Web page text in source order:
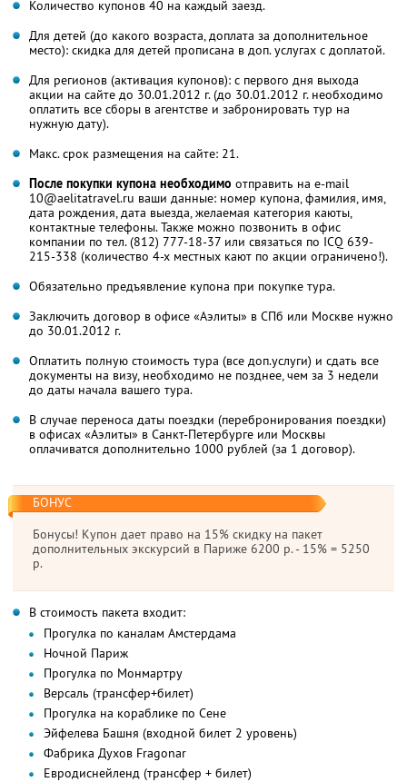
Количество купонов 40 на каждый заезд.
Для детей (до какого возраста, доплата за дополнительное
место): скидка для детей прописана в доп. услугах с доплатой.
Для регионов (активация купонов): с первого дня выхода
акции на сайте до 30.01.2012 г. (до 30.01.2012 г. необходимо
оплатить все сборы в агентстве и забронировать тур на
нужную дату).
Макс. срок размещения на сайте: 21.
После покупки купона необходимо отправить на e-mail
10@aelitatravel.ru ваши данные: номер купона, фамилия, имя,
дата рождения, дата выезда, желаемая категория каюты,
контактные телефоны. Также можно позвонить в офис
компании по тел. (812) 777-18-37 или связаться по ICQ 639-
215-338 (количество 4-х местных кают по акции ограничено!).
Обязательно предъявление купона при покупке тура.
Заключить договор в офисе «Аэлиты» в СПб или Москве нужно
до 30.01.2012 г.
Оплатить полную стоимость тура (все доп.услуги) и сдать все
документы на визу, необходимо не позднее, чем за 3 недели
до даты начала вашего тура.
В случае переноса даты поездки (перебронирования поездки)
в офисах «Аэлиты» в Санкт-Петербурге или Москвы
оплачиватся дополнительно 1000 рублей (за 1 договор).
БОНУС
Бонусы! Купон дает право на 15% скидку на пакет
дополнительных экскурсий в Париже 6200 р. - 15% = 5250
р.
В стоимость пакета входит:
Прогулка по каналам Амстердама
Ночной Париж
Прогулка по Монмартру
Версаль (трансфер+билет)
Прогулка на кораблике по Сене
Эйфелева Башня (входной билет 2 уровень)
Фабрика Духов Fragonar
Евродиснейленд (трансфер + билет)